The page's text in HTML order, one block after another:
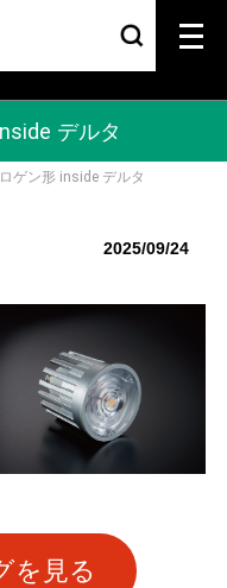
デルタ
ゲン形 inside デルタ
2025/09/24
を見る